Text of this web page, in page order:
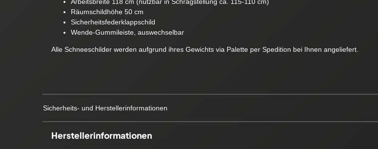
Räumschildhöhe 50 cm
Sicherheitsfederklappschild
Wende-Gummileiste, auswechselbar
Alle Schneeschilder werden aufgrund ihres Gewichts via Palette per Spedition bei Ihnen angeliefert.
Sicherheits- und Herstellerinformationen
Herstellerinformationen